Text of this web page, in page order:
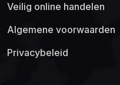
Veilig online handelen
Algemene voorwaarden
Privacybeleid